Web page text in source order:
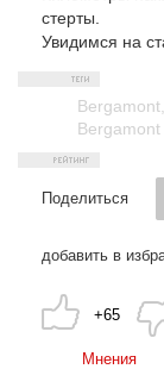
стерты.
Увидимся на
Bergamont
Bergamont
Поделиться
добавить в
+65
Мнения